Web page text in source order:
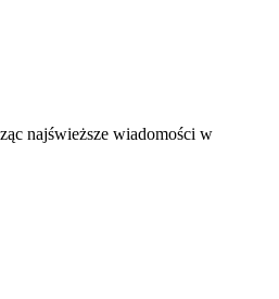
najświeższe wiadomości w